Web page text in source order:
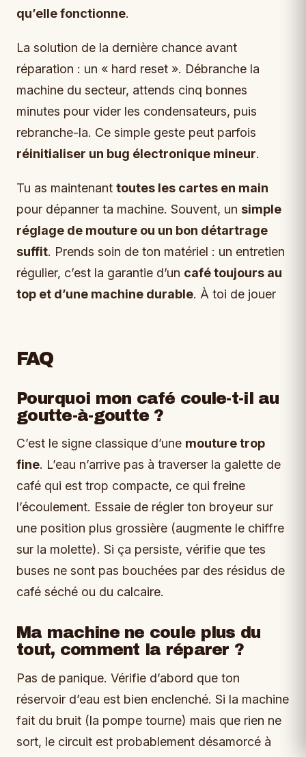
qu’elle fonctionne.
La solution de la dernière chance avant
réparation : un « hard reset ». Débranche la
machine du secteur, attends cinq bonnes
minutes pour vider les condensateurs, puis
rebranche-la. Ce simple geste peut parfois
réinitialiser un bug électronique mineur.
Tu as maintenant toutes les cartes en main
pour dépanner ta machine. Souvent, un simple
réglage de mouture ou un bon détartrage
suffit. Prends soin de ton matériel : un entretien
régulier, c’est la garantie d’un café toujours au
top et d’une machine durable. À toi de jouer
FAQ
Pourquoi mon café coule-t-il au
goutte-à-goutte ?
C’est le signe classique d’une mouture trop
fine. L’eau n’arrive pas à traverser la galette de
café qui est trop compacte, ce qui freine
l’écoulement. Essaie de régler ton broyeur sur
une position plus grossière (augmente le chiffre
sur la molette). Si ça persiste, vérifie que tes
buses ne sont pas bouchées par des résidus de
café séché ou du calcaire.
Ma machine ne coule plus du
tout, comment la réparer ?
Pas de panique. Vérifie d’abord que ton
réservoir d’eau est bien enclenché. Si la machine
fait du bruit (la pompe tourne) mais que rien ne
sort, le circuit est probablement désamorcé à